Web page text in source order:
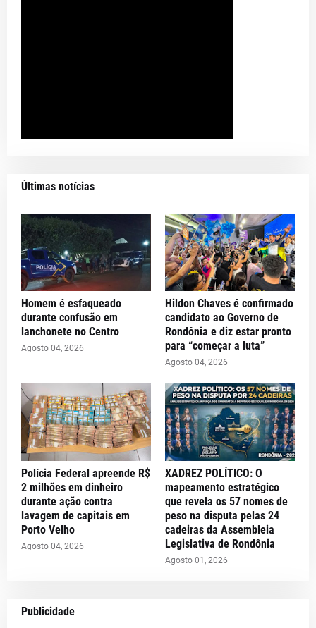
Últimas notícias
Homem é esfaqueado
durante confusão em
lanchonete no Centro
Agosto 04, 2026
Hildon Chaves é confirmado
candidato ao Governo de
Rondônia e diz estar pronto
para “começar a luta”
Agosto 04, 2026
Polícia Federal apreende R$
2 milhões em dinheiro
durante ação contra
lavagem de capitais em
Porto Velho
Agosto 04, 2026
XADREZ POLÍTICO: O
mapeamento estratégico
que revela os 57 nomes de
peso na disputa pelas 24
cadeiras da Assembleia
Legislativa de Rondônia
Agosto 01, 2026
Publicidade